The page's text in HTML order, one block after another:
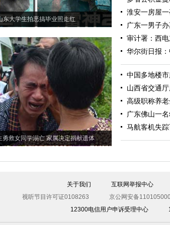
东大学生拍恶搞毕业照走红
勇救女同学溺亡 家属决定捐献遗体
淮安一房屋
广东一男子
审计署：西
华尔街日报
中国多地楼
山西省交通
高级职称养
广东佛山一
马航客机失
关于我们 互联网举报中心
视听节目许可证0108263
京公网安备
12300电信用户申诉受理中心